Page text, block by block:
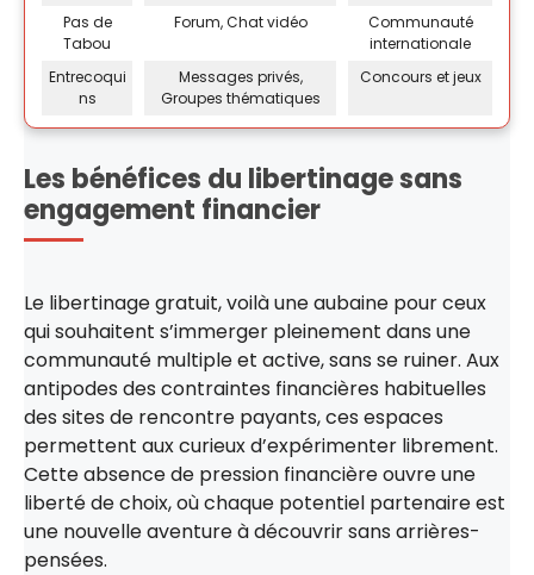
Pas de
Tabou
Forum, Chat vidéo
Communauté
internationale
Entrecoqui
ns
Messages privés,
Groupes thématiques
Concours et jeux
Les bénéfices du libertinage sans
engagement financier
Le libertinage gratuit, voilà une aubaine pour ceux
qui souhaitent s’immerger pleinement dans une
communauté multiple et active, sans se ruiner. Aux
antipodes des contraintes financières habituelles
des sites de rencontre payants, ces espaces
permettent aux curieux d’expérimenter librement.
Cette absence de pression financière ouvre une
liberté de choix, où chaque potentiel partenaire est
une nouvelle aventure à découvrir sans arrières-
pensées.